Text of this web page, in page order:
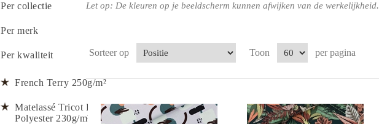
Let op: De kleuren op je beeldscherm kunnen afwijken van de werkelijkheid.
Sorteer op Toon per pagina
Per collectie
Per merk
Per kwaliteit
French Terry 250g/m²
Matelassé Tricot Katoen-
Polyester 230g/m²